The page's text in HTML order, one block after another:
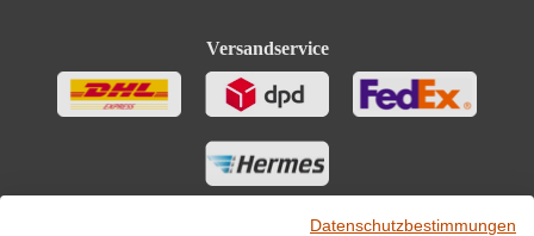
Versandservice
Datenschutzbestimmungen